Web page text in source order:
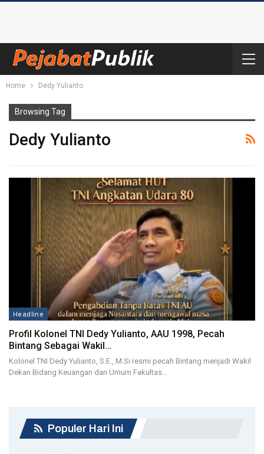
Home Dedy Yulianto
Browsing Tag
Dedy Yulianto
Headline
Profil Kolonel TNI Dedy Yulianto, AAU 1998, Pecah
Bintang Sebagai Wakil…
Kolonel TNI Dedy Yulianto, S.E., M.Si resmi pecah Bintang menjadi Wakil
Dekan Bidang Keuangan dan Umum Fakultas…
Populer Hari Ini